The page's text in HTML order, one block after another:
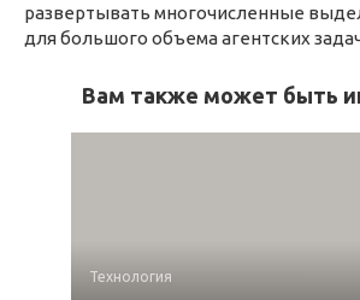
развертывать многочисленные
для большого объема агентских
Вам также может быть
Технология